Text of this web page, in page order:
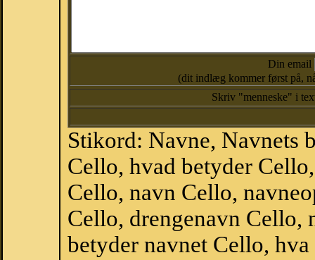
Din email
(dit indlæg kommer først på,
Skriv "menneske" i
Stikord: Navne, Navnets
Cello, hvad betyder
Cello, navn Cello,
Cello, drengenavn Cello,
betyder navnet Cello,